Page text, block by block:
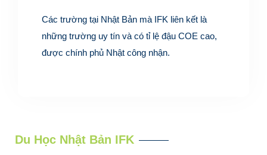
Các trường tại Nhật Bản mà IFK liên kết là
những trường uy tín và có tỉ lệ đậu COE cao,
được chính phủ Nhật công nhận.
Du Học Nhật Bản IFK